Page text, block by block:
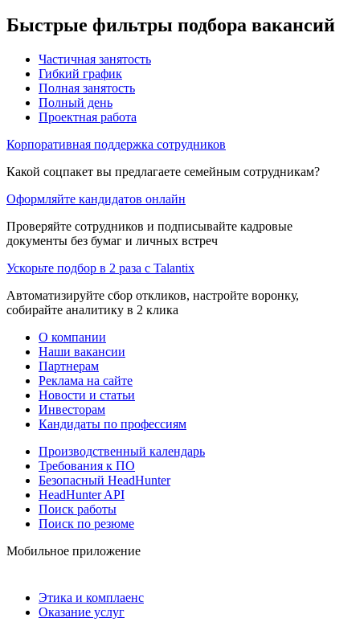
Быстрые фильтры подбора вакансий
Частичная занятость
Гибкий график
Полная занятость
Полный день
Проектная работа
Корпоративная поддержка сотрудников
Какой соцпакет вы предлагаете семейным сотрудникам?
Оформляйте кандидатов онлайн
Проверяйте сотрудников и подписывайте кадровые
документы без бумаг и личных встреч
Ускорьте подбор в 2 раза с Talantix
Автоматизируйте сбор откликов, настройте воронку,
собирайте аналитику в 2 клика
О компании
Наши вакансии
Партнерам
Реклама на сайте
Новости и статьи
Инвесторам
Кандидаты по профессиям
Производственный календарь
Требования к ПО
Безопасный HeadHunter
HeadHunter API
Поиск работы
Поиск по резюме
Мобильное приложение
Этика и комплаенс
Оказание услуг